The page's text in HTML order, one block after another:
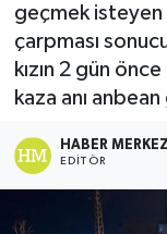
geçmek
çarpması
kızın 2 gün
kaza anı
HABER MERKEZI
EDITÖR
Medya
Sağlık
Haber Arşivi